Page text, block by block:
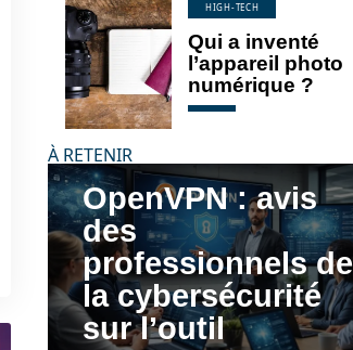
HIGH-TECH
Qui a inventé
l’appareil photo
numérique ?
À RETENIR
OpenVPN : avis
des
professionnels de
la cybersécurité
sur l’outil